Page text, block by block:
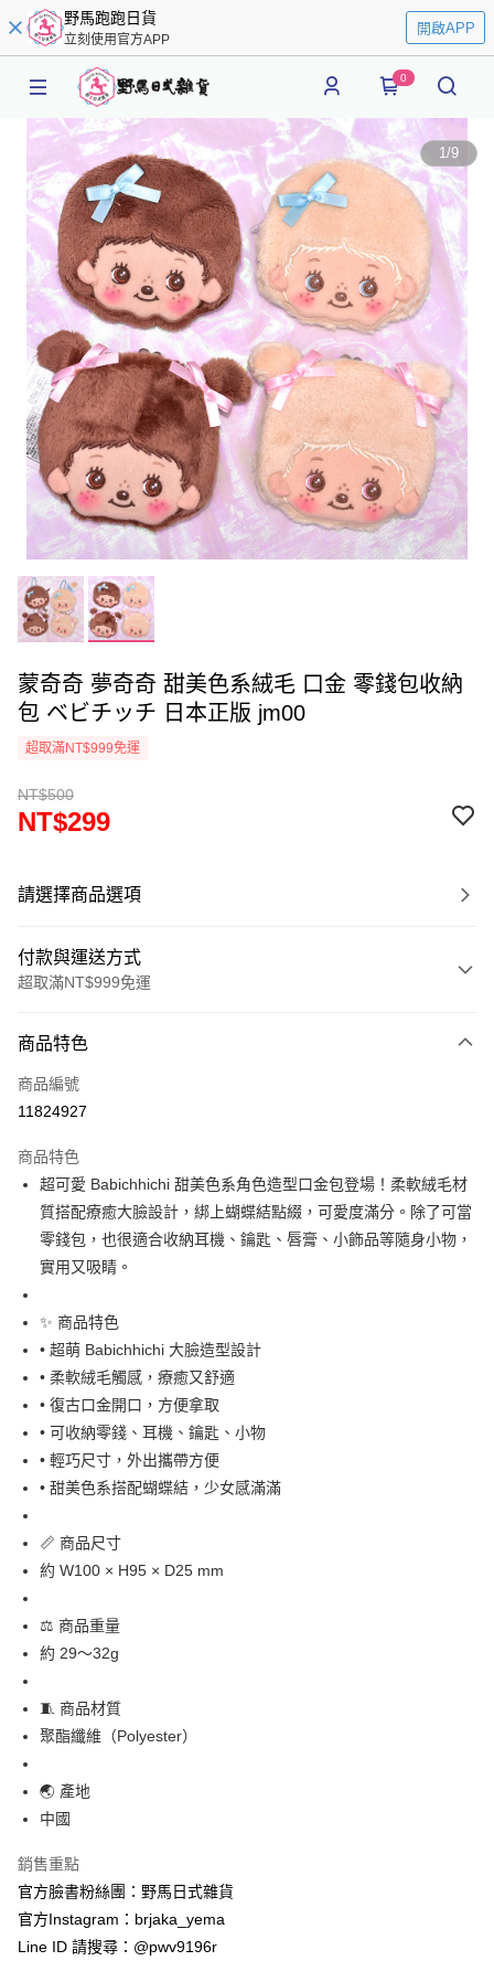
野馬跑跑日貨
立刻使用官方APP
開啟APP
0
1/9
蒙奇奇 夢奇奇 甜美色系絨毛 口金 零錢包收納
包 ベビチッチ 日本正版 jm00
超取滿NT$999免運
NT$500
NT$299
請選擇商品選項
付款與運送方式
超取滿NT$999免運
信用卡一次付款
信用卡分期付款
合作金庫商業銀行
華南商業銀行
彰化商業銀行
上海商業儲蓄銀行
台北富邦商業銀行
國泰世華商業銀行
兆豐國際商業銀行
臺灣中小企業銀行
元大商業銀行
玉山商業銀行
台新國際商業銀行
台灣樂天信用卡公司
超商取貨付款
LINE Pay
Apple Pay
街口支付
Google Pay
運送方式
每筆NT$65，滿NT$999(含以上)免運費
付款後全家取貨
7-11取貨付款
每筆NT$65，滿NT$999(含以上)免運費
付款後7-11取貨
宅配
每筆NT$100，滿NT$999(含以上)免運費
商品特色
商品編號
11824927
商品特色
超可愛 Babichhichi 甜美色系角色造型口金包登場！柔軟絨毛材
質搭配療癒大臉設計，綁上蝴蝶結點綴，可愛度滿分。除了可當
零錢包，也很適合收納耳機、鑰匙、唇膏、小飾品等隨身小物，
實用又吸睛。
✨ 商品特色
• 超萌 Babichhichi 大臉造型設計
• 柔軟絨毛觸感，療癒又舒適
• 復古口金開口，方便拿取
• 可收納零錢、耳機、鑰匙、小物
• 輕巧尺寸，外出攜帶方便
• 甜美色系搭配蝴蝶結，少女感滿滿
📏 商品尺寸
約 W100 × H95 × D25 mm
⚖️ 商品重量
約 29～32g
🧵 商品材質
聚酯纖維（Polyester）
🌏 產地
中國
銷售重點
官方臉書粉絲團：野馬日式雜貨
官方Instagram：brjaka_yema
Line ID 請搜尋：@pwv9196r